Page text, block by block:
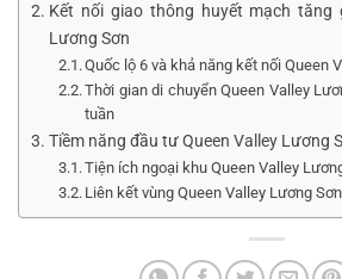
Kết nối giao thông huyết mạch tăng
Lương Sơn
Quốc lộ 6 và khả năng kết nối Queen
Thời gian di chuyển Queen Valley
tuần
Tiềm năng đầu tư Queen Valley Lương
Tiện ích ngoại khu Queen Valley
Liên kết vùng Queen Valley Lương